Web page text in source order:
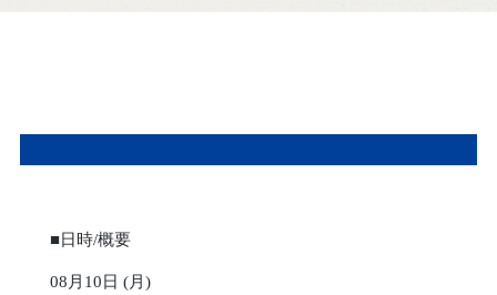
■日時/概要
08月10日 (月)